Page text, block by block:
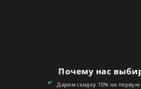
КОНТАКТЫПочему нас
Дарим скидку 10% на